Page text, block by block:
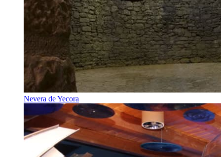
Nevera de Yecora